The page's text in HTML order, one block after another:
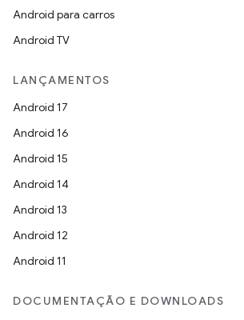
Android para carros
Android TV
LANÇAMENTOS
Android 17
Android 16
Android 15
Android 14
Android 13
Android 12
Android 11
DOCUMENTAÇÃO E DOWNLOADS